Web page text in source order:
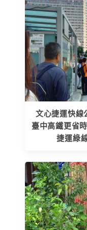
文心捷運快線
臺中高鐵更省
捷運綠